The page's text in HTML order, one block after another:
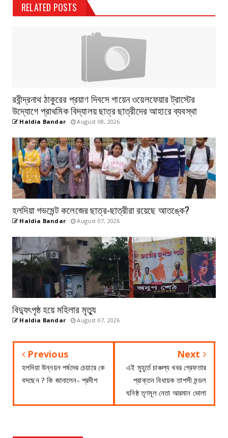
RELATED POSTS
রবীন্দ্রনাথ ঠাকুরের প্রয়াণ দিবসে গায়েন ওয়েলফেয়ার ট্রাস্টের
উদ্যোগে প্রাথমিক বিদ্যালয় ছাত্র ছাত্রীদের আহারে ব্যবস্থা
Haldia Bandar August 08, 2026
হলদিয়া গভমেন্ট কলেজের ছাত্র-ছাত্রীরা রয়েছে আতঙ্কে?
Haldia Bandar August 07, 2026
বিদ্যুৎপৃষ্ঠ হয়ে মহিলার মৃত্যু
Haldia Bandar August 07, 2026
Previous
হলদিয়া উন্নয়ন পর্ষদের চেয়ারে কে
বসছেন ? কি জানালেন- প্রদীপ
Next
এই মুহূর্তে চাঞ্চল্য খবর গ্রেফতার
প্রাক্তন বিধায়ক তাপসী মন্ডল
ঘনিষ্ঠ তৃণমূল নেতা আরমান ভোলা